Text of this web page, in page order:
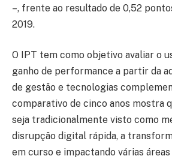
–, frente ao resultado de 0,52
2019.
O IPT tem como objetivo avaliar o
ganho de performance a partir da
de gestão e tecnologias
comparativo de cinco anos mostra
seja tradicionalmente visto como
disrupção digital rápida, a
em curso e impactando várias